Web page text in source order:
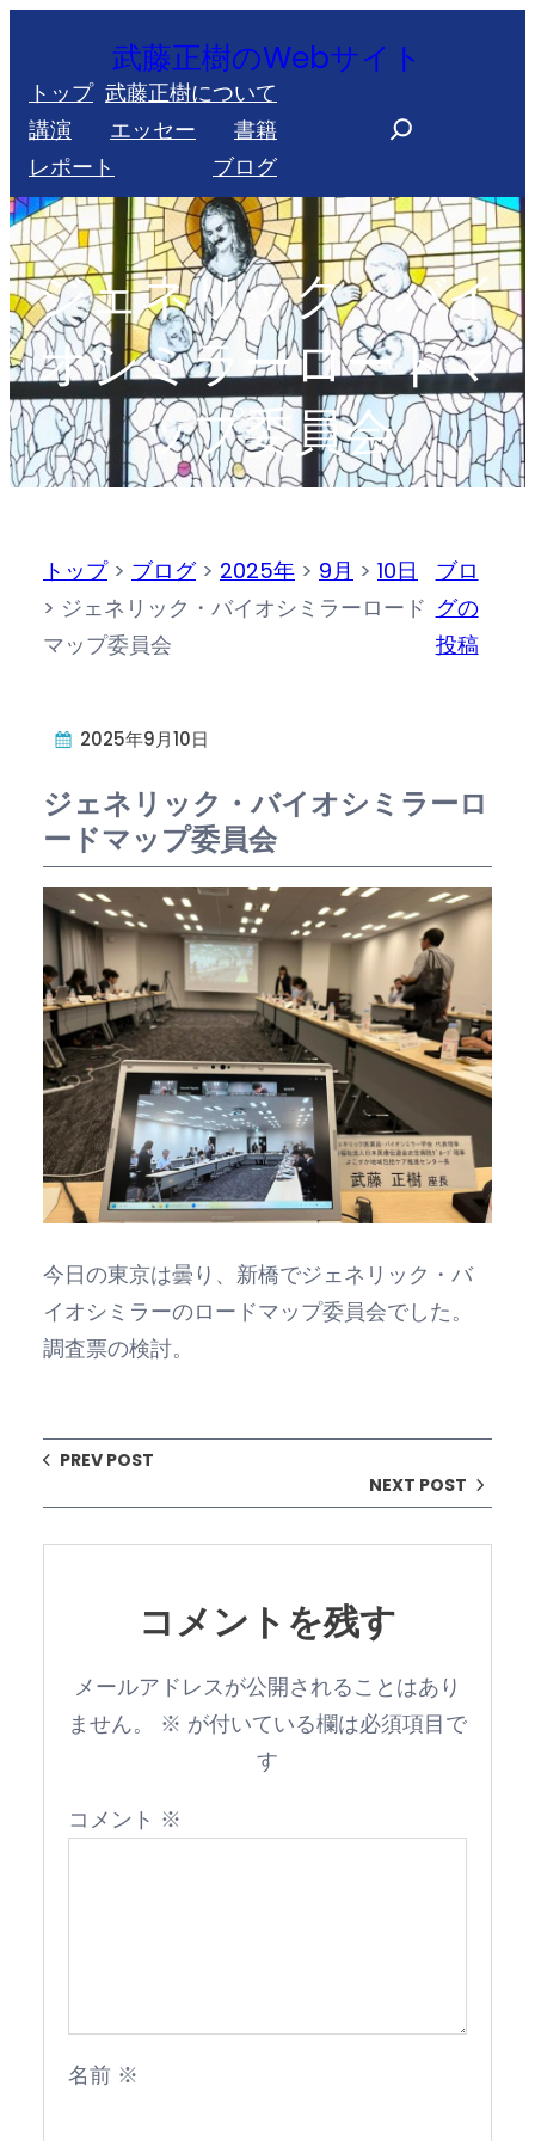
を
ス
キ
ッ
プ
武藤正樹のWebサイト
トップ 武藤正樹について
講演
エッセー
書籍
レポート
ブログ
r
c
h
ジェネリック・バイ
オシミラーロードマ
ップ委員会
トップ> ブログ> 2025年 > 9月 > 10日
> ジェネリック・バイオシミラーロード
マップ委員会
ブロ
グの
投稿
2025年9月10日
ジェネリック・バイオシミラーロ
ードマップ委員会
今日の東京は曇り、新橋でジェネリック・バ
イオシミラーのロードマップ委員会でした。
調査票の検討。
PREV POST
NEXT POST
コメントを残す
メールアドレスが公開されることはあり
ません。
※ が付いている欄は必須項目で
す
コメント ※
名前 ※